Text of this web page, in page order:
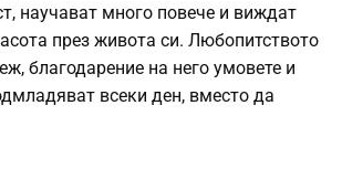
научават много повече и виждат
през живота си. Любопитството
благодарение на него умовете и
всеки ден, вместо да